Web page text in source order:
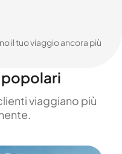
il tuo viaggio ancora più
viaggiano più